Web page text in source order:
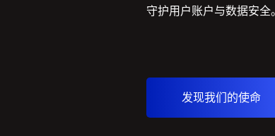
守护用户账户与数据安全
发现我们的使命